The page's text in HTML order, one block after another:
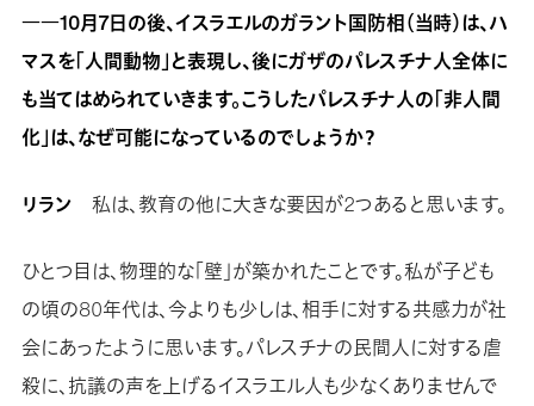
――10月7日の後、イスラエルのガラント国防相（当時）は、ハ
マスを「人間動物」と表現し、後にガザのパレスチナ人全体に
も当てはめられていきます。こうしたパレスチナ人の「非人間
化」は、なぜ可能になっているのでしょうか？
リラン 私は、教育の他に大きな要因が2つあると思います。
ひとつ目は、物理的な「壁」が築かれたことです。私が子ども
の頃の80年代は、今よりも少しは、相手に対する共感力が社
会にあったように思います。パレスチナの民間人に対する虐
殺に、抗議の声を上げるイスラエル人も少なくありませんで